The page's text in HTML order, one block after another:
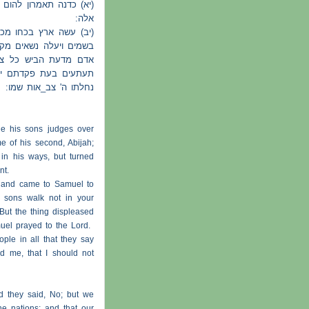
(יא) כדנה תאמרון
אלה:
(יב) עשה ארץ בכחו
בשמים ויעלה נשאים
אדם מדעת הביש כל
תעתעים בעת פקדתם
נחלתו ה' צב_אות שמו:
his sons judges over
of his second, Abijah;
his ways, but turned
came to Samuel to
sons walk not in your
the thing displeased
prayed to the Lord.
in all that they say
me, that I should not
they said, No; but we